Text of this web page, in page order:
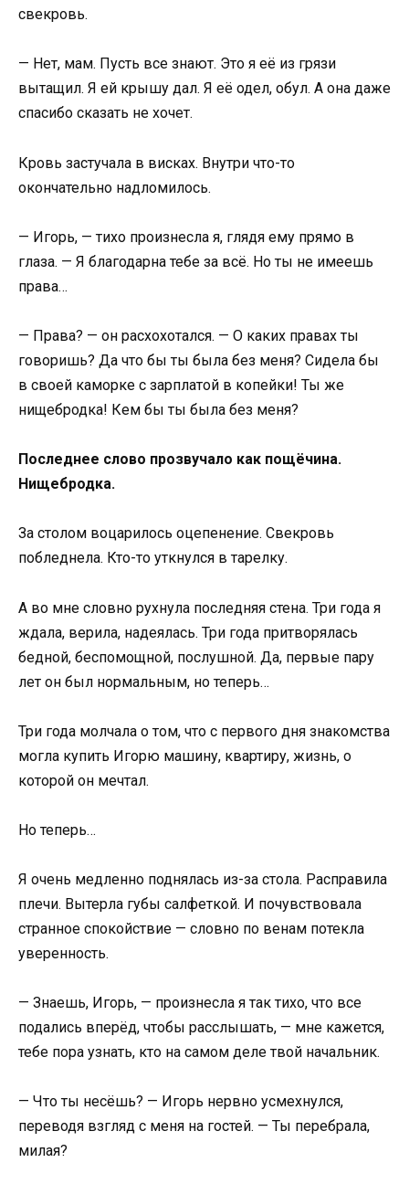
свекровь.
— Нет, мам. Пусть все знают. Это я её из грязи
вытащил. Я ей крышу дал. Я её одел, обул. А она даже
спасибо сказать не хочет.
Кровь застучала в висках. Внутри что-то
окончательно надломилось.
— Игорь, — тихо произнесла я, глядя ему прямо в
глаза. — Я благодарна тебе за всё. Но ты не имеешь
права…
— Права? — он расхохотался. — О каких правах ты
говоришь? Да что бы ты была без меня? Сидела бы
в своей каморке с зарплатой в копейки! Ты же
нищебродка! Кем бы ты была без меня?
Последнее слово прозвучало как пощёчина.
Нищебродка.
За столом воцарилось оцепенение. Свекровь
побледнела. Кто-то уткнулся в тарелку.
А во мне словно рухнула последняя стена. Три года я
ждала, верила, надеялась. Три года притворялась
бедной, беспомощной, послушной. Да, первые пару
лет он был нормальным, но теперь…
Три года молчала о том, что с первого дня знакомства
могла купить Игорю машину, квартиру, жизнь, о
которой он мечтал.
Но теперь…
Я очень медленно поднялась из-за стола. Расправила
плечи. Вытерла губы салфеткой. И почувствовала
странное спокойствие — словно по венам потекла
уверенность.
— Знаешь, Игорь, — произнесла я так тихо, что все
подались вперёд, чтобы расслышать, — мне кажется,
тебе пора узнать, кто на самом деле твой начальник.
— Что ты несёшь? — Игорь нервно усмехнулся,
переводя взгляд с меня на гостей. — Ты перебрала,
милая?